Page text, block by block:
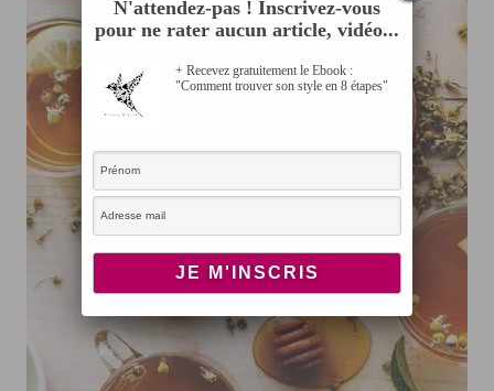
N'attendez-pas ! Inscrivez-vous
pour ne rater aucun article, vidéo...
+ Recevez gratuitement le Ebook :
"Comment trouver son style en 8 étapes"